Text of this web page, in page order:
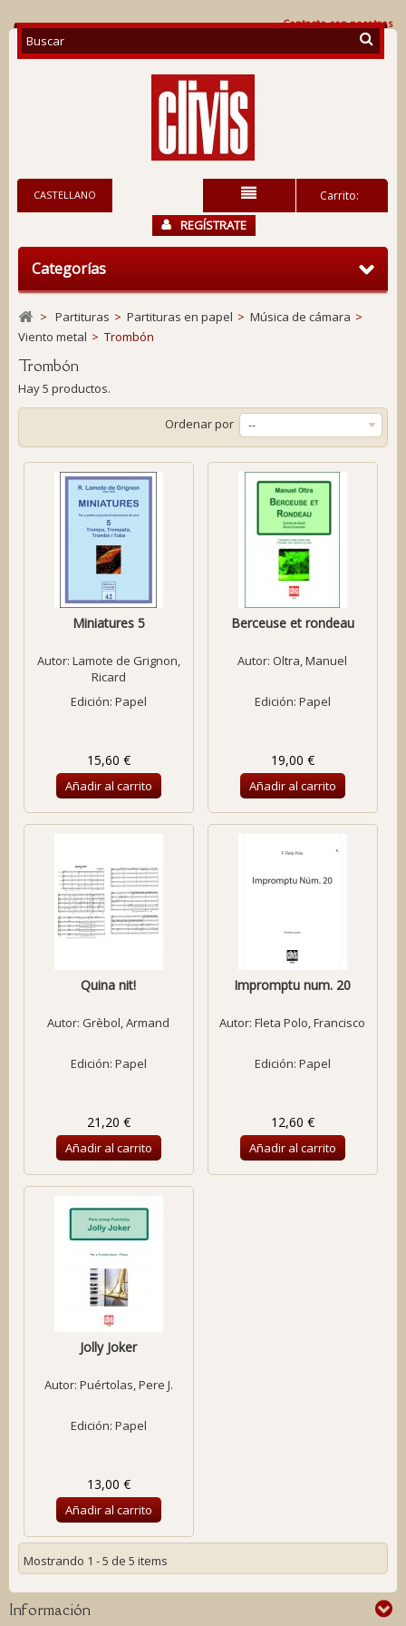
Contacte con nosotros
Carrito:
CASTELLANO
REGÍSTRATE
Categorías
> Partituras > Partituras en papel > Música de cámara >
Viento metal > Trombón
Trombón
Hay 5 productos.
Ordenar por --
Miniatures 5
Autor: Lamote de Grignon,
Ricard
Edición: Papel
15,60 €
Añadir al carrito
Berceuse et rondeau
Autor: Oltra, Manuel
Edición: Papel
19,00 €
Añadir al carrito
Quina nit!
Autor: Grèbol, Armand
Edición: Papel
21,20 €
Añadir al carrito
Impromptu num. 20
Autor:Fleta Polo, Francisco
Edición: Papel
12,60 €
Añadir al carrito
Jolly Joker
Autor: Puértolas, Pere J.
Edición: Papel
13,00 €
Añadir al carrito
Mostrando 1 - 5 de 5 items
Información